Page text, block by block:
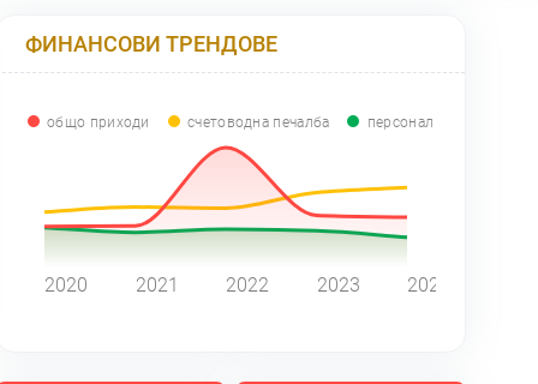
ФИНАНСОВИ ТРЕНДОВЕ
общо приходи счетоводна печалба персонал
2020 2021 2022 2023 2024